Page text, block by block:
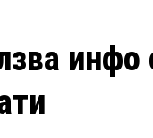
инфо